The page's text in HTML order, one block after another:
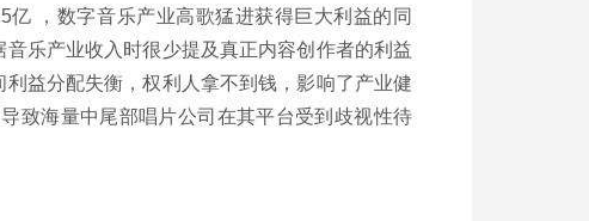
，数字音乐产业高歌猛进获得巨大利益的同
乐产业收入时很少提及真正内容创作者的利益
益分配失衡，权利人拿不到钱，影响了产业健
致海量中尾部唱片公司在其平台受到歧视性待